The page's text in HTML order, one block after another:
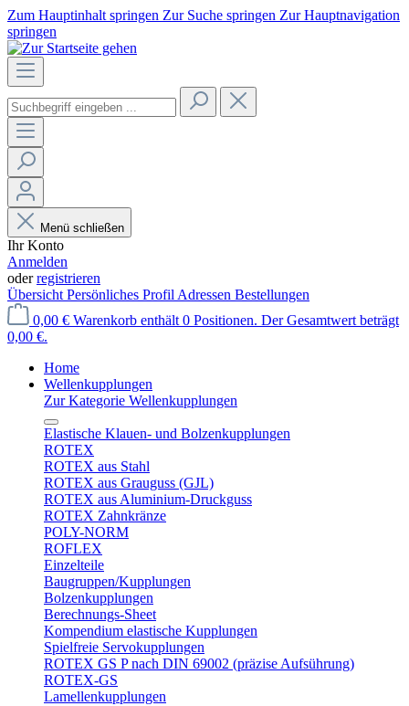
Zum Hauptinhalt springen Zur Suche springen Zur Hauptnavigation
springen
Menü schließen
Ihr Konto
Anmelden
oderregistrieren
Übersicht Persönliches Profil Adressen Bestellungen
0,00 € Warenkorb enthält 0 Positionen. Der Gesamtwert beträgt
0,00 €.
Home
Wellenkupplungen
Zur Kategorie Wellenkupplungen
Elastische Klauen- und Bolzenkupplungen
ROTEX
ROTEX aus Stahl
ROTEX aus Grauguss (GJL)
ROTEX aus Aluminium-Druckguss
ROTEX Zahnkränze
POLY-NORM
ROFLEX
Einzelteile
Baugruppen/Kupplungen
Bolzenkupplungen
Berechnungs-Sheet
Kompendium elastische Kupplungen
Spielfreie Servokupplungen
ROTEX GS P nach DIN 69002 (präzise Aufsührung)
ROTEX-GS
Lamellenkupplungen